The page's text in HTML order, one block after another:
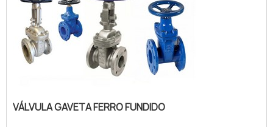
internet por válvula gaveta ferro fundido
flangeada em uma...
VÁLVULA GAVETA FERRO FUNDIDO